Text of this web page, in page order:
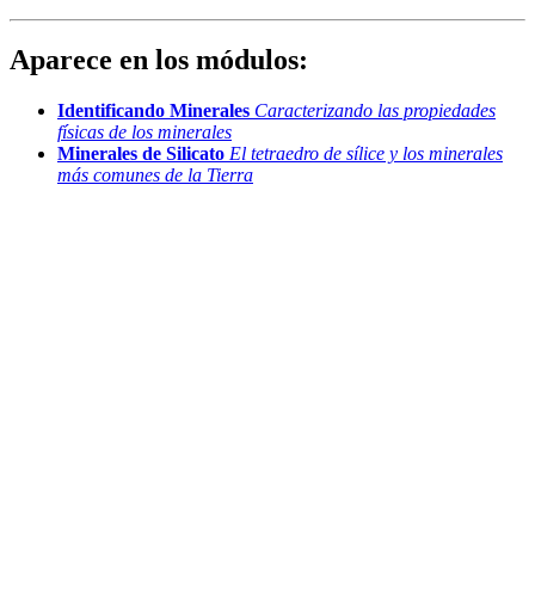
Aparece en los módulos:
Identificando Minerales Caracterizando las propiedades
físicas de los minerales
Minerales de Silicato El tetraedro de sílice y los minerales
más comunes de la Tierra